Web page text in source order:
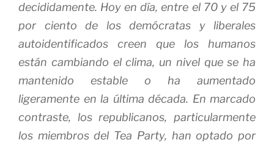
decididamente. Hoy en día, entre el 70 y el 75
por ciento de los demócratas y liberales
autoidentificados creen que los humanos
están cambiando el clima, un nivel que se ha
mantenido estable o ha aumentado
ligeramente en la última década. En marcado
contraste, los republicanos, particularmente
los miembros del Tea Party, han optado por